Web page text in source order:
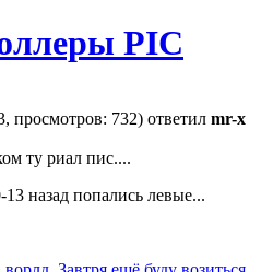
PIC
просмотров: 732) ответил mr-x
ту риал пис....
назад попались левые...